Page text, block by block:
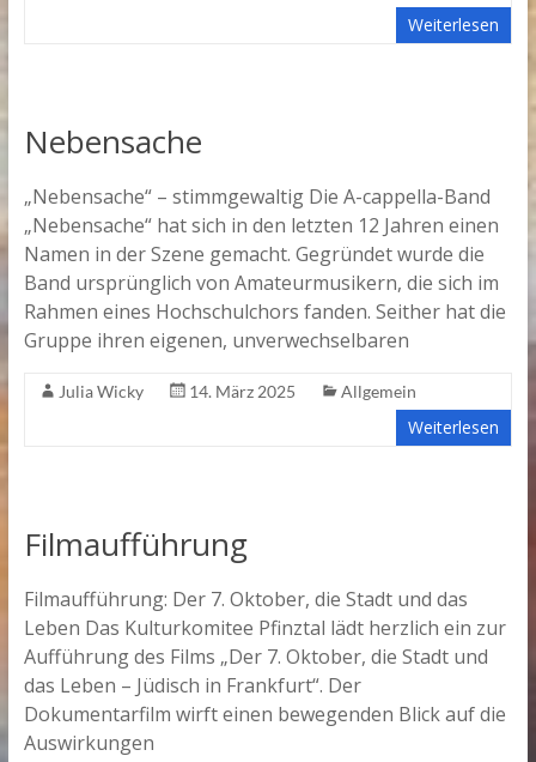
Weiterlesen
Nebensache
„Nebensache“ – stimmgewaltig Die A-cappella-Band
„Nebensache“ hat sich in den letzten 12 Jahren einen
Namen in der Szene gemacht. Gegründet wurde die
Band ursprünglich von Amateurmusikern, die sich im
Rahmen eines Hochschulchors fanden. Seither hat die
Gruppe ihren eigenen, unverwechselbaren
Julia Wicky 14. März 2025 Allgemein
Weiterlesen
Filmaufführung
Filmaufführung: Der 7. Oktober, die Stadt und das
Leben Das Kulturkomitee Pfinztal lädt herzlich ein zur
Aufführung des Films „Der 7. Oktober, die Stadt und
das Leben – Jüdisch in Frankfurt“. Der
Dokumentarfilm wirft einen bewegenden Blick auf die
Auswirkungen